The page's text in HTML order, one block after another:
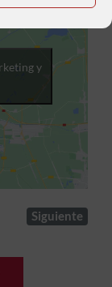
y
Siguiente